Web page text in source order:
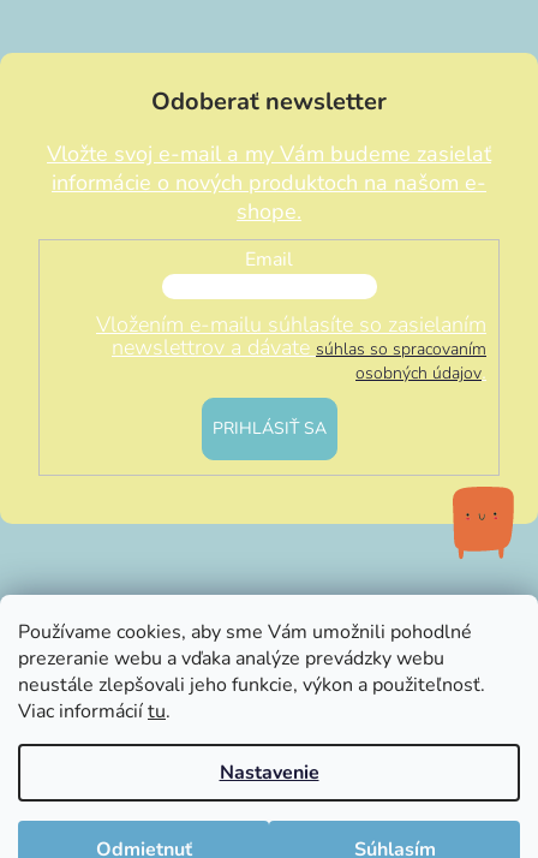
Používame cookies, aby sme Vám umožnili pohodlné
prezeranie webu a vďaka analýze prevádzky webu
neustále zlepšovali jeho funkcie, výkon a použiteľnosť.
Viac informáciítu.
Nastavenie
Odmietnuť Súhlasím
Odoberať newsletter
Vložte svoj e-mail a my Vám budeme zasielať
informácie o nových produktoch na našom e-
shope.
Email
Vložením e-mailu súhlasíte so zasielaním
newslettrov a dávate súhlas so spracovaním
osobných údajov.
PRIHLÁSIŤ SA
info@littleluna.sk
Vytvoril Shoptet
Copyright 2026LittleLuna.sk . Všetky práva vyhradené.